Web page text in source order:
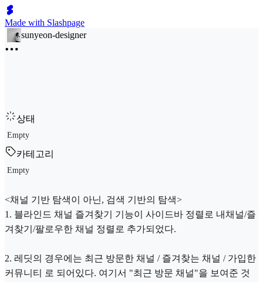
Made with Slashpage
sunyeon-designer
상태
Empty
카테고리
Empty
<채널 기반 탐색이 아닌, 검색 기반의 탐색>
1. 블라인드 채널 즐겨찾기 기능이 사이드바 정렬로 내채널/즐
겨찾기/팔로우한 채널 정렬로 추가되었다.
2. 레딧의 경우에는 최근 방문한 채널 / 즐겨찾는 채널 / 가입한
커뮤니티 로 되어있다. 여기서 "최근 방문 채널"을 보여준 것